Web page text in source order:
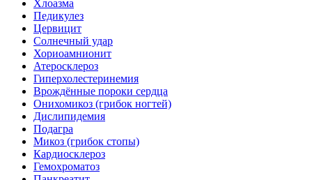
Хлоазма
Педикулез
Цервицит
Солнечный удар
Хориоамнионит
Атеросклероз
Гиперхолестеринемия
Врождённые пороки сердца
Онихомикоз (грибок ногтей)
Дислипидемия
Подагра
Микоз (грибок стопы)
Кардиосклероз
Гемохроматоз